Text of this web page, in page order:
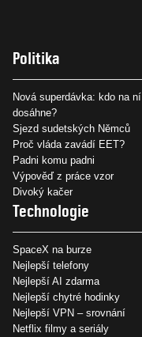
Politika
Nová superdávka: kdo na ní
dosáhne?
Sjezd sudetských Němců
Proč vláda zavádí EET?
Padni komu padni
Výpověď z práce vzor
Divoký kačer
Technologie
SpaceX na burze
Nejlepší telefony
Nejlepší AI zdarma
Nejlepší chytré hodinky
Nejlepší VPN – srovnání
Netflix filmy a seriály